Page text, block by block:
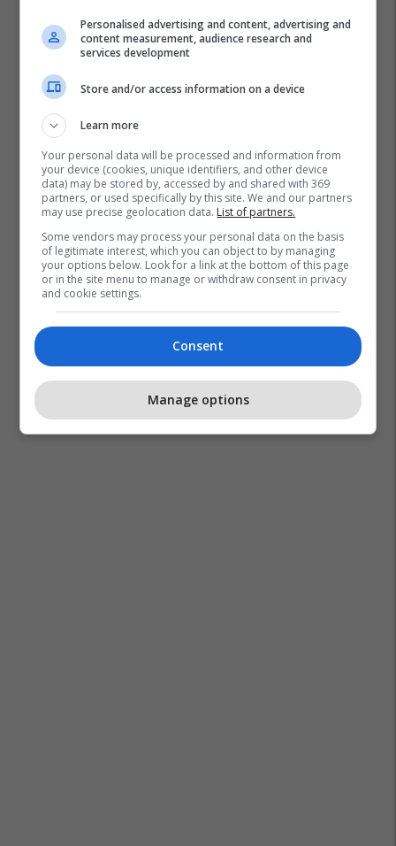
Personalised advertising and content, advertising and
content measurement, audience research and
services development
Store and/or access information on a device
Learn more
Your personal data will be processed and information from
your device (cookies, unique identifiers, and other device
data) may be stored by, accessed by and shared with 369
partners, or used specifically by this site. We and our partners
may use precise geolocation data. List of partners.
Some vendors may process your personal data on the basis
of legitimate interest, which you can object to by managing
your options below. Look for a link at the bottom of this page
or in the site menu to manage or withdraw consent in privacy
and cookie settings.
Consent
Manage options